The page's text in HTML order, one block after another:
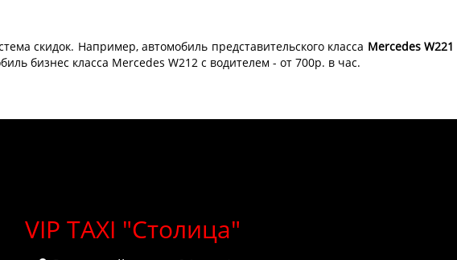
скидок. Например, автомобиль представительского класса Mercedes W221
бизнес класса Mercedes W212 с водителем - от 700р. в час.
VIP TAXI "Столица"